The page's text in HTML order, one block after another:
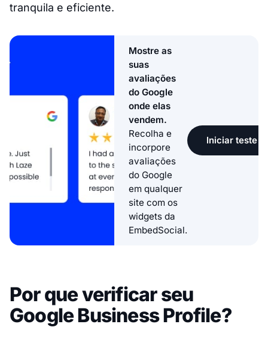
tranquila e eficiente.
Mostre as
suas
avaliações
do Google
onde elas
vendem.
Recolha e
incorpore
avaliações
do Google
em qualquer
site com os
widgets da
EmbedSocial.
Iniciar teste
Por que verificar seu
Google Business Profile?